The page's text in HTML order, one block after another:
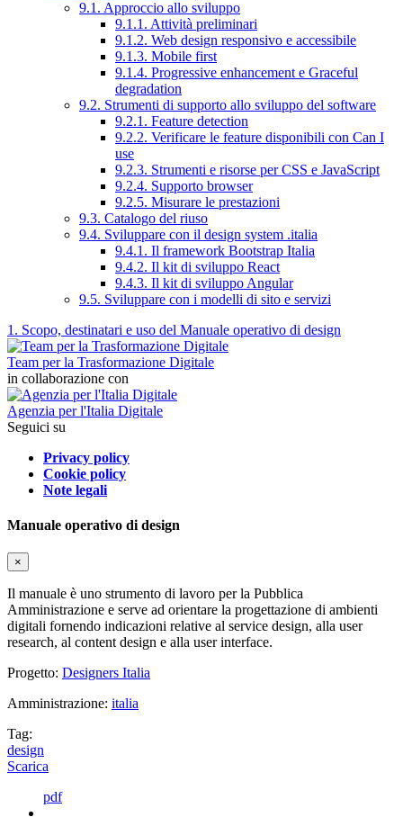
9.1. Approccio allo sviluppo
9.1.1. Attività preliminari
9.1.2. Web design responsivo e accessibile
9.1.3. Mobile first
9.1.4. Progressive enhancement e Graceful
degradation
9.2. Strumenti di supporto allo sviluppo del software
9.2.1. Feature detection
9.2.2. Verificare le feature disponibili con Can I
use
9.2.3. Strumenti e risorse per CSS e JavaScript
9.2.4. Supporto browser
9.2.5. Misurare le prestazioni
9.3. Catalogo del riuso
9.4. Sviluppare con il design system .italia
9.4.1. Il framework Bootstrap Italia
9.4.2. Il kit di sviluppo React
9.4.3. Il kit di sviluppo Angular
9.5. Sviluppare con i modelli di sito e servizi
1. Scopo, destinatari e uso del Manuale operativo di design
Team per la Trasformazione Digitale
in collaborazione con
Agenzia per l'Italia Digitale
Seguici su
Privacy policy
Cookie policy
Note legali
Manuale operativo di design
×
Il manuale è uno strumento di lavoro per la Pubblica
Amministrazione e serve ad orientare la progettazione di ambienti
digitali fornendo indicazioni relative al service design, alla user
research, al content design e alla user interface.
Progetto: Designers Italia
Amministrazione: italia
Tag:
design
Scarica
pdf